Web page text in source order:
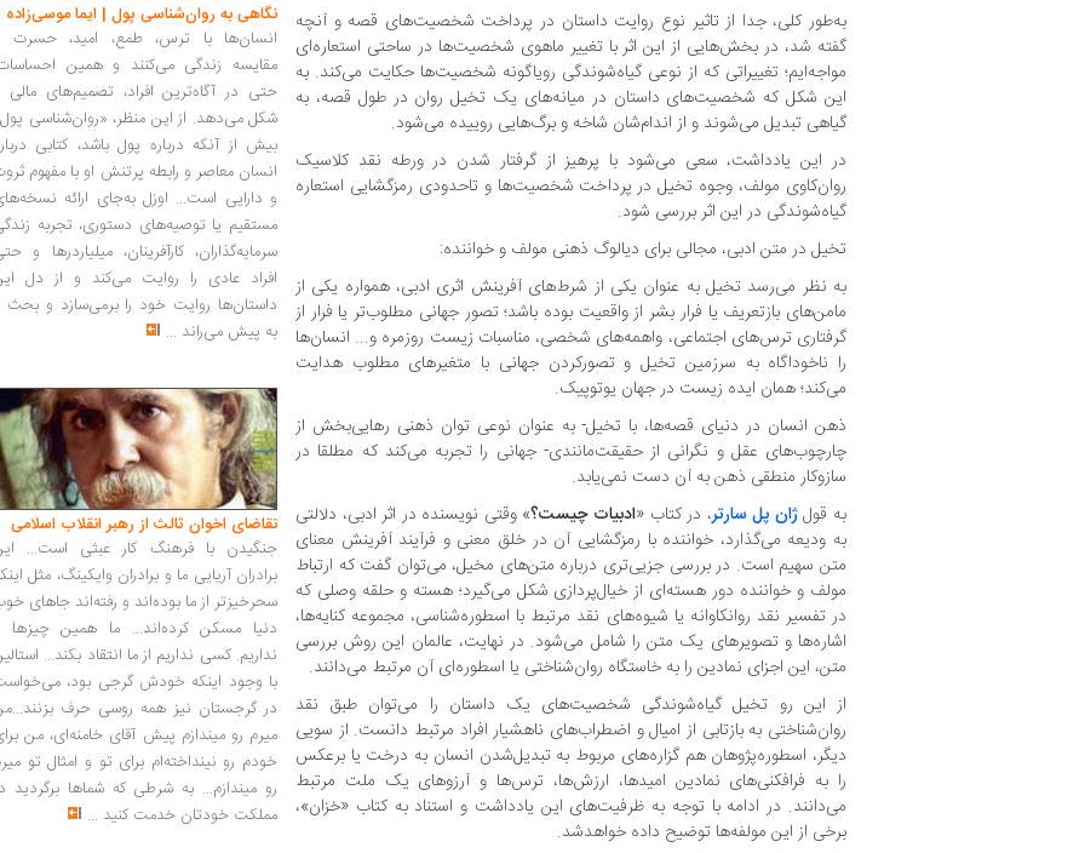
به‌طور کلی، جدا از تاثیر نوع روایت داستان در پرداخت شخصیت‌های قصه و آنچه
گفته شد، در بخش‌هایی از این اثر با تغییر ماهوی شخصیت‌ها در ساحتی استعاره‌ای
مواجه‌ایم؛ تغییراتی که از نوعی گیاه‌شوندگی رویاگونه شخصیت‌ها حکایت می‌کند. به
این شکل که شخصیت‌های داستان در میانه‌های یک تخیل روان در طول قصه، به
گیاهی تبدیل می‌شوند و از اندام‌شان شاخه و برگ‌هایی روییده می‌شود.
در این یادداشت، سعی می‌شود با پرهیز از گرفتار شدن در ورطه نقد کلاسیک
روان‌کاوی مولف، وجوه تخیل در پرداخت شخصیت‌ها و تاحدودی رمزگشایی استعاره
گیاه‌شوندگی در این اثر بررسی شود.
تخیل در متن ادبی، مجالی برای دیالوگ ذهنی مولف و خواننده:
به نظر می‌رسد تخیل‌ به عنوان یکی از شرط‌های آفرینش اثری ادبی، همواره یکی از
مامن‌های بازتعریف یا فرار بشر از واقعیت بوده ‌باشد؛ تصور جهانی مطلوب‌تر یا فرار از
گرفتاری ترس‌های اجتماعی، واهمه‌های شخصی، مناسبات زیست روزمره و... انسان‌ها
را ناخوداگاه به سرزمین تخیل‌ و تصورکردن جهانی با متغیرهای مطلوب هدایت
می‌کند؛ همان ایده زیست در جهان یوتوپیک.
ذهن انسان در دنیای قصه‌ها، با تخیل- به عنوان نوعی توان ذهنی رهایی‌بخش از
چارچوب‌های عقل و نگرانی از حقیقت‌مانندی- جهانی را تجربه می‌کند که مطلقا در
سازوکار منطقی ذهن به آن دست نمی‌یابد.
به قولژان پل سارتر، در کتاب «ادبیات چیست؟» وقتی نویسنده در اثر ادبی، دلالتی
به‌ ودیعه می‌گذارد، خواننده با رمزگشایی آن در خلق معنی و فرآیند آفرینش معنای
متن سهیم است. در بررسی جزیی‌تری درباره متن‌های مخیل، می‌توان گفت که ارتباط
مولف و خواننده دور هسته‌ای از خیال‌پردازی شکل می‌گیرد؛ هسته و حلقه وصلی که
در تفسیر نقد روانکاوانه یا شیوه‌های نقد مرتبط با اسطوره‌شناسی، مجموعه کنایه‌ها،
اشاره‌ها و تصویرهای یک متن را شامل می‌شود. در نهایت، عالمان این روش بررسی
متن، این اجزای نمادین را به خاستگاه روان‌شناختی یا اسطوره‌ای آن مرتبط می‌دانند.
از این رو تخیل گیاه‌شوندگی شخصیت‌های یک داستان را می‌توان طبق نقد
روان‌شناختی به بازتابی از امیال و اضطراب‌های ناهشیار افراد مرتبط دانست. از سویی
دیگر، اسطوره‌پژوهان هم گزاره‌های مربوط به تبدیل‌شدن انسان به درخت یا برعکس
را به فرافکنی‌های نمادین امیدها، ارزش‌ها، ترس‌ها و آرزوهای یک ملت‌ مرتبط
می‌دانند. در ادامه با توجه به ظرفیت‌های این یادداشت و استناد به کتاب «خزان»،
برخی از این مولفه‌ها توضیح داده خواهدشد.
نگاهی به روان‌شناسی پول | ایما موسی‌زاده
انسان‌ها با ترس، طمع، امید، حسرت
مقایسه زندگی می‌کنند و همین
حتی در آگاه‌ترین افراد، تصمیم‌های مالی
شکل می‌دهد. از این منظر، «روان‌شناسی
بیش از آنکه درباره پول باشد، کتابی
انسان معاصر و رابطه پرتنش او با مفهوم
و دارایی است... اوزل به‌جای ارائه
مستقیم یا توصیه‌های دستوری، تجربه
سرمایه‌گذاران، کارآفرینان، میلیاردرها و
افراد عادی را روایت می‌کند و از دل
داستان‌ها روایت خود را برمی‌سازد و بحث
به پیش می‌راند ...
تقاضای اخوان ثالث از رهبر انقلاب اسلامی
جنگیدن با فرهنگ کار عبثی است...
برادران آریایی ما و برادران وایکینگ، مثل
سحرخیزتر از ما بوده‌اند و رفته‌اند جاهای
دنیا مسکن کرده‌اند... ما همین چیزها
نداریم. کسی نداریم از ما انتقاد بکند...
با وجود اینکه خودش گرجی بود،
در گرجستان نیز همه روسی حرف
میرم رو میندازم پیش آقای خامنه‌ای، من
خودم رو نینداخته‌ام برای تو و امثال تو
رو میندازم... به شرطی که شماها برگردید
مملکت خودتان خدمت کنید ...